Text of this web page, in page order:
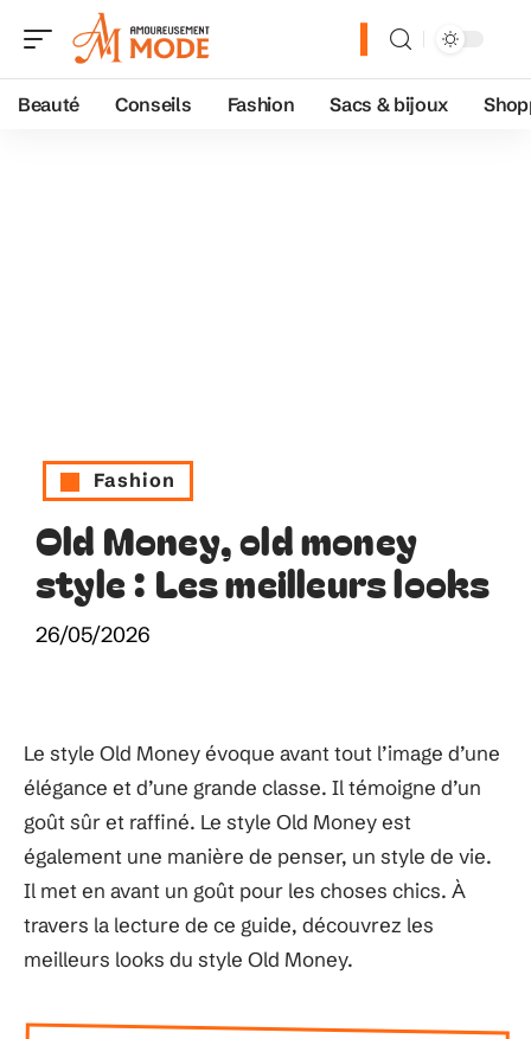
Beauté Conseils Fashion Sacs & bijoux
Fashion
Old Money, old money
style : Les meilleurs looks
26/05/2026
Le style Old Money évoque avant tout l’image d’une
élégance et d’une grande classe. Il témoigne d’un
goût sûr et raffiné. Le style Old Money est
également une manière de penser, un style de vie.
Il met en avant un goût pour les choses chics. À
travers la lecture de ce guide, découvrez les
meilleurs looks du style Old Money.